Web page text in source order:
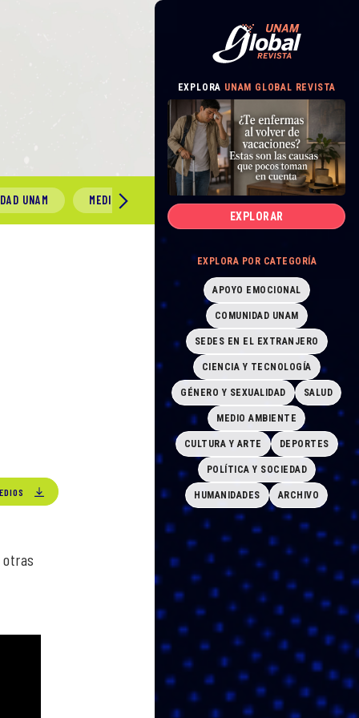
EXPLORA UNAM GLOBAL REVISTA
EXPLORAR
EXPLORA POR CATEGORÍA
APOYO EMOCIONAL
COMUNIDAD UNAM
SEDES EN EL EXTRANJERO
CIENCIA Y TECNOLOGÍA
GÉNERO Y SEXUALIDAD SALUD
MEDIO AMBIENTE
CULTURA Y ARTE DEPORTES
POLÍTICA Y SOCIEDAD
HUMANIDADES ARCHIVO
UNAM MEDIO AMBIENTE GÉNERO Y SEXUALIDAD